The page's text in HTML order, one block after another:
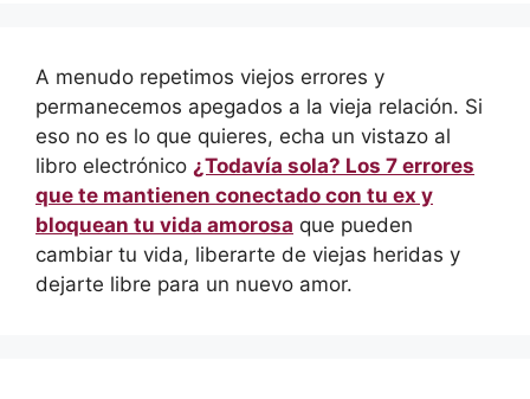
A menudo repetimos viejos errores y
permanecemos apegados a la vieja relación. Si
eso no es lo que quieres, echa un vistazo al
libro electrónico ¿Todavía sola? Los 7 errores
que te mantienen conectado con tu ex y
bloquean tu vida amorosa que pueden
cambiar tu vida, liberarte de viejas heridas y
dejarte libre para un nuevo amor.